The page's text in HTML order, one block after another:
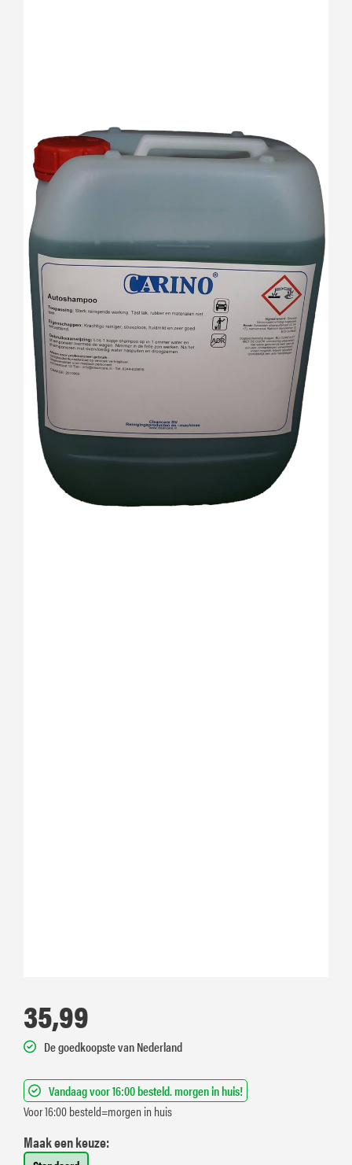
35,99
De goedkoopste van Nederland
Vandaag voor 16:00 besteld. morgen in huis!
Voor 16:00 besteld=morgen in huis
Maak een keuze: